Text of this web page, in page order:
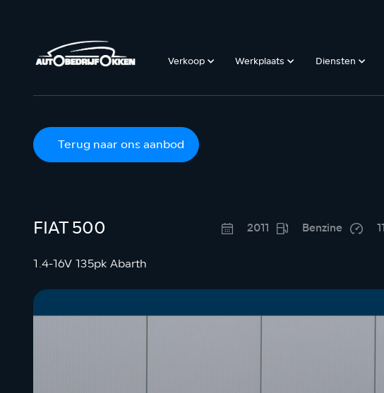
Verkoop Werkplaats Diensten
Terug naar ons aanbod
FIAT 500 2011 Benzine
1.4-16V 135pk Abarth